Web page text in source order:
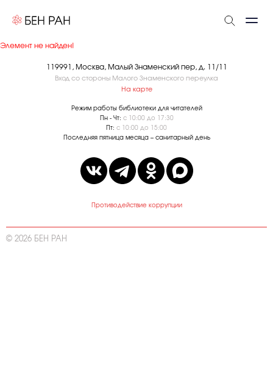
Элемент не найден!
119991, Москва, Малый Знаменский пер, д. 11/11
Вход со стороны Малого Знаменского переулка
На карте
Режим работы библиотеки для читателей
Пн - Чт: с 10:00 до 17:30
Пт: с 10:00 до 15:00
Последняя пятница месяца – санитарный день
Противодействие коррупции
© 2026 БЕН РАН